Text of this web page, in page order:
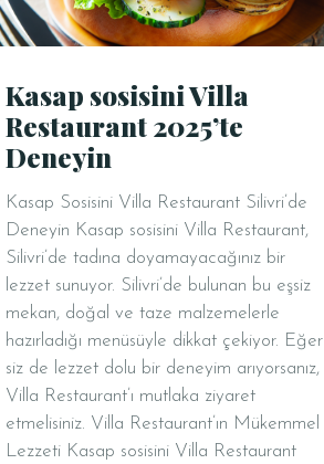
Kasap sosisini Villa
Restaurant 2025’te
Deneyin
Kasap Sosisini Villa Restaurant Silivri’de
Deneyin Kasap sosisini Villa Restaurant,
Silivri’de tadına doyamayacağınız bir
lezzet sunuyor. Silivri’de bulunan bu eşsiz
mekan, doğal ve taze malzemelerle
hazırladığı menüsüyle dikkat çekiyor. Eğer
siz de lezzet dolu bir deneyim arıyorsanız,
Villa Restaurant’ı mutlaka ziyaret
etmelisiniz. Villa Restaurant’ın Mükemmel
Lezzeti Kasap sosisini Villa Restaurant